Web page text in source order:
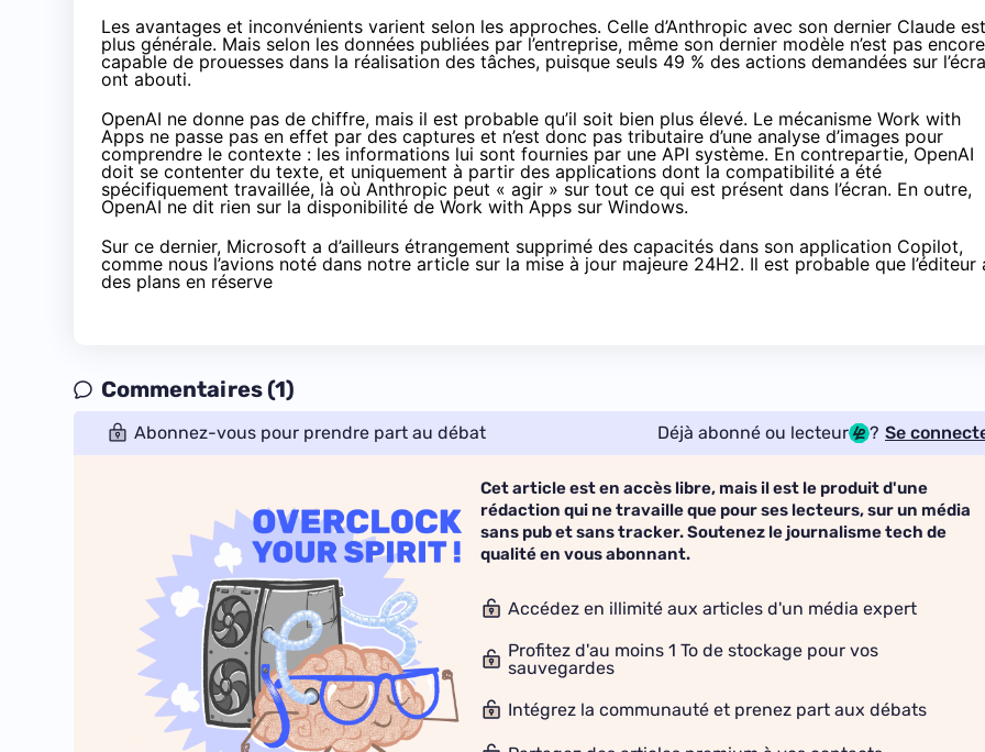
Les avantages et inconvénients varient selon les approches. Celle d’Anthropic avec son dernier Claude est
plus générale. Mais selon les données publiées par l’entreprise, même son dernier modèle n’est pas encore
capable de prouesses dans la réalisation des tâches, puisque seuls 49 % des actions demandées sur
ont abouti.
OpenAI ne donne pas de chiffre, mais il est probable qu’il soit bien plus élevé. Le mécanisme Work with
Apps ne passe pas en effet par des captures et n’est donc pas tributaire d’une analyse d’images pour
comprendre le contexte : les informations lui sont fournies par une API système. En contrepartie, OpenAI
doit se contenter du texte, et uniquement à partir des applications dont la compatibilité a été
spécifiquement travaillée, là où Anthropic peut « agir » sur tout ce qui est présent dans l’écran. En outre,
OpenAI ne dit rien sur la disponibilité de Work with Apps sur Windows.
Sur ce dernier, Microsoft a d’ailleurs étrangement supprimé des capacités dans son application Copilot,
comme nous l’avions noté dans notre article sur la mise à jour majeure 24H2. Il est probable que l’éditeur
des plans en réserve
Commentaires (1)
Abonnez-vous pour prendre part au débat Déjà abonné ou lecteur ? Se
Cet article est en accès libre, mais il est le produit d'une
rédaction qui ne travaille que pour ses lecteurs, sur un média
sans pub et sans tracker. Soutenez le journalisme tech de
qualité en vous abonnant.
Accédez en illimité aux articles d'un média expert
Profitez d'au moins 1 To de stockage pour vos
sauvegardes
Intégrez la communauté et prenez part aux débats